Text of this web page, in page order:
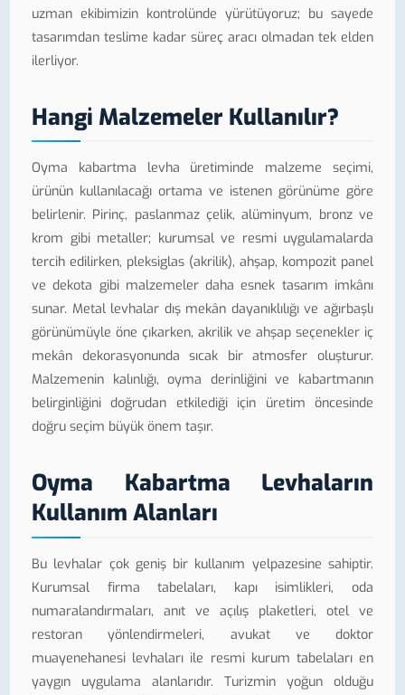
uzman ekibimizin kontrolünde yürütüyoruz; bu sayede
tasarımdan teslime kadar süreç aracı olmadan tek elden
ilerliyor.
Hangi Malzemeler Kullanılır?
Oyma kabartma levha üretiminde malzeme seçimi,
ürünün kullanılacağı ortama ve istenen görünüme göre
belirlenir. Pirinç, paslanmaz çelik, alüminyum, bronz ve
krom gibi metaller; kurumsal ve resmi uygulamalarda
tercih edilirken, pleksiglas (akrilik), ahşap, kompozit panel
ve dekota gibi malzemeler daha esnek tasarım imkânı
sunar. Metal levhalar dış mekân dayanıklılığı ve ağırbaşlı
görünümüyle öne çıkarken, akrilik ve ahşap seçenekler iç
mekân dekorasyonunda sıcak bir atmosfer oluşturur.
Malzemenin kalınlığı, oyma derinliğini ve kabartmanın
belirginliğini doğrudan etkilediği için üretim öncesinde
doğru seçim büyük önem taşır.
Oyma Kabartma Levhaların
Kullanım Alanları
Bu levhalar çok geniş bir kullanım yelpazesine sahiptir.
Kurumsal firma tabelaları, kapı isimlikleri, oda
numaralandırmaları, anıt ve açılış plaketleri, otel ve
restoran yönlendirmeleri, avukat ve doktor
muayenehanesi levhaları ile resmi kurum tabelaları en
yaygın uygulama alanlarıdır. Turizmin yoğun olduğu